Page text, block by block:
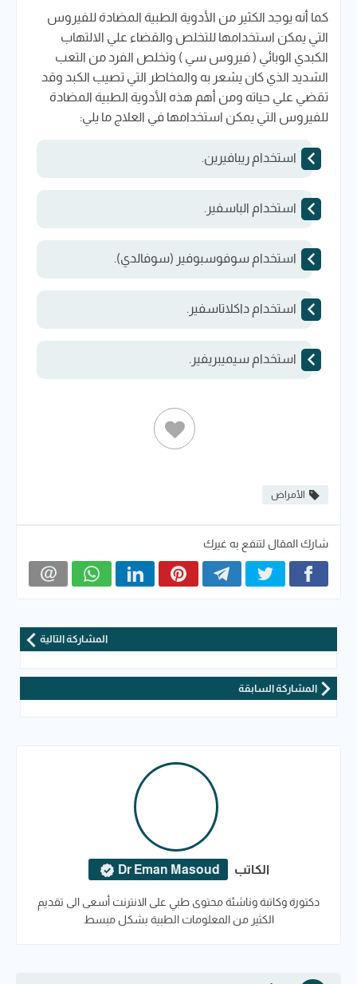
كما أنه يوجد الكثير من الأدوية الطبية المضادة للفيروس
التي يمكن استخدامها للتخلص والقضاء علي الالتهاب
الكبدي الوبائي ( فيروس سي ) وتخلص الفرد من التعب
الشديد الذي كان يشعر به والمخاطر التي تصيب الكبد وقد
تقضي علي حياته ومن أهم هذه الأدوية الطبية المضادة
للفيروس التي يمكن استخدامها في العلاج ما يلي:
استخدام ريبافيرين.
استخدام الباسفير.
استخدام سوفوسبوفير (سوفالدي).
استخدام داكلاتاسفير.
استخدام سيميبريفير.
الأمراض
شارك المقال لتنفع به غيرك
المشاركة التالية
المشاركة السابقة
الكاتب Dr Eman Masoud
دكتورة وكاتبة وناشئة محتوى طبي على الانترنت أسعى الى تقديم
الكثير من المعلومات الطبية بشكل مبسط